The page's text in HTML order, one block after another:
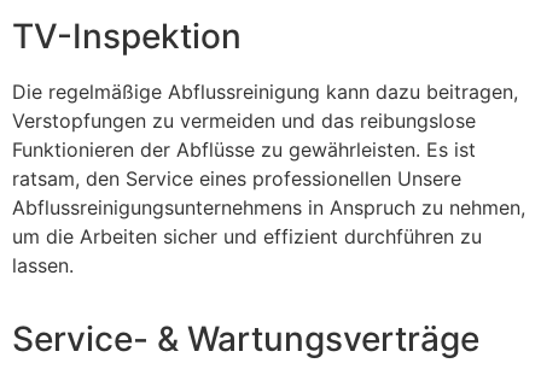
TV-Inspektion
Die regelmäßige Abflussreinigung kann dazu beitragen,
Verstopfungen zu vermeiden und das reibungslose
Funktionieren der Abflüsse zu gewährleisten. Es ist
ratsam, den Service eines professionellen Unsere
Abflussreinigungsunternehmens in Anspruch zu nehmen,
um die Arbeiten sicher und effizient durchführen zu
lassen.
Service- & Wartungsverträge